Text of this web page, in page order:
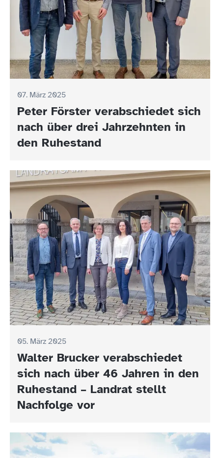
07. März 2025
Peter Förster verabschiedet sich
nach über drei Jahrzehnten in
den Ruhestand
05. März 2025
Walter Brucker verabschiedet
sich nach über 46 Jahren in den
Ruhestand – Landrat stellt
Nachfolge vor